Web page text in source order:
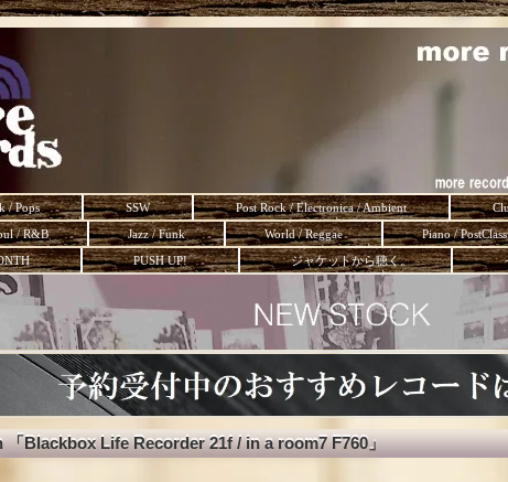
/ Pops SSW Post Rock / Electronica / Ambient
/ R&B Jazz / Funk World / Reggae Piano /
PUSH UP! ジャケットから聴く。 イ
Blackbox Life Recorder 21f / in a room7 F760」